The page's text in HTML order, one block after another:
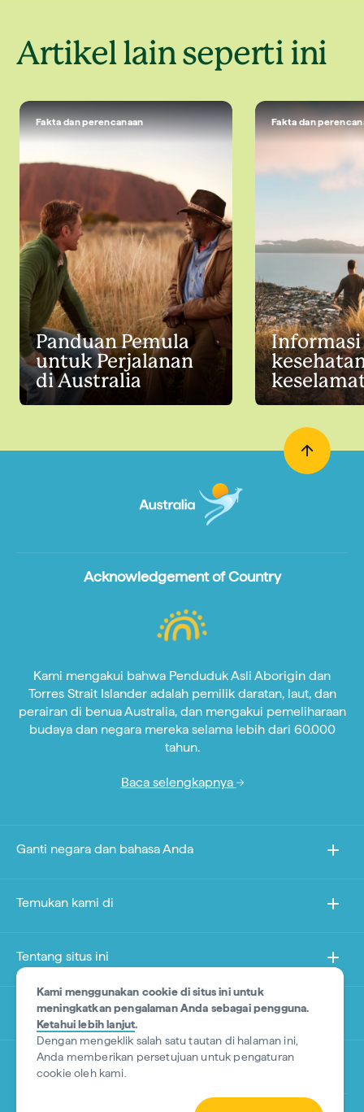
Artikel lain seperti ini
Fakta dan perencanaan
Panduan Pemula
untuk Perjalanan
di Australia
Fakta dan
Informasi
Kami menggunakan cookie di situs ini untuk
meningkatkan pengalaman Anda sebagai pengguna.
Ketahui lebih lanjut.
Dengan mengeklik salah satu tautan di halaman ini,
Anda memberikan persetujuan untuk pengaturan
cookie oleh kami.
Acknowledgement of Country
Kami mengakui bahwa Penduduk Asli Aborigin dan
Torres Strait Islander adalah pemilik daratan, laut, dan
perairan di benua Australia, dan mengakui pemeliharaan
budaya dan negara mereka selama lebih dari 60.000
tahun.
Baca selengkapnya
Ganti negara dan bahasa Anda
Temukan kami di
Tentang situs ini
Situs lain
*Penafian (Disclaimer) Produk